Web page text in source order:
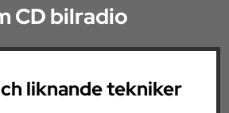
CD bilradio
sedan starten 1987 arbetat
båtar. Hos oss hittar du ett
liknande tekniker